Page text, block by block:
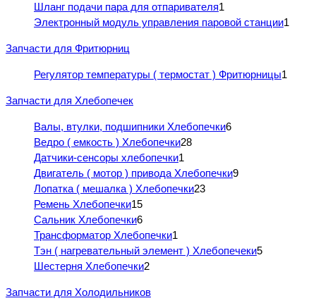
Шланг подачи пара для отпаривателя1
Электронный модуль управления паровой станции1
Запчасти для Фритюрниц
Регулятор температуры ( термостат ) Фритюрницы1
Запчасти для Хлебопечек
Валы, втулки, подшипники Хлебопечки6
Ведро ( емкость ) Хлебопечки28
Датчики-сенсоры хлебопечки1
Двигатель ( мотор ) привода Хлебопечки9
Лопатка ( мешалка ) Хлебопечки23
Ремень Хлебопечки15
Сальник Хлебопечки6
Трансформатор Хлебопечки1
Тэн ( нагревательный элемент ) Хлебопечеки5
Шестерня Хлебопечки2
Запчасти для Холодильников